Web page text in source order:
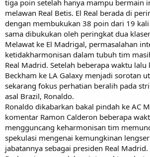
tiga poin setelah hanya mampu bermain
melawan Real Betis. El Real berada di
dengan membukukan 38 poin dari 19
sama dibukukan oleh peringkat dua
Melawat ke El Madrigal, permasalahan
ketidakharmonisan dalam tubuh tim
Real Madrid. Setelah beberapa waktu
Beckham ke LA Galaxy menjadi sorotan
sekarang fokus perhatian beralih pada
asal Brazil, Ronaldo.
Ronaldo dikabarkan bakal pindah ke AC
komentar Ramon Calderon beberapa
mengguncang keharmonisan tim
spekulasi mengenai kemungkinan
jabatannya sebagai presiden Real Madrid.